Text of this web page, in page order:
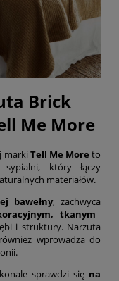
Brick
Me More
marki Tell Me More to
który łączy
materiałów.
bawełny, zachwyca
tkanym
i struktury. Narzuta
wprowadza do
sprawdzi się na